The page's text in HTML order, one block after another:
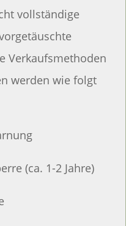
vollständige
Verkaufsmethoden
werden wie folgt
(ca. 1-2 Jahre)